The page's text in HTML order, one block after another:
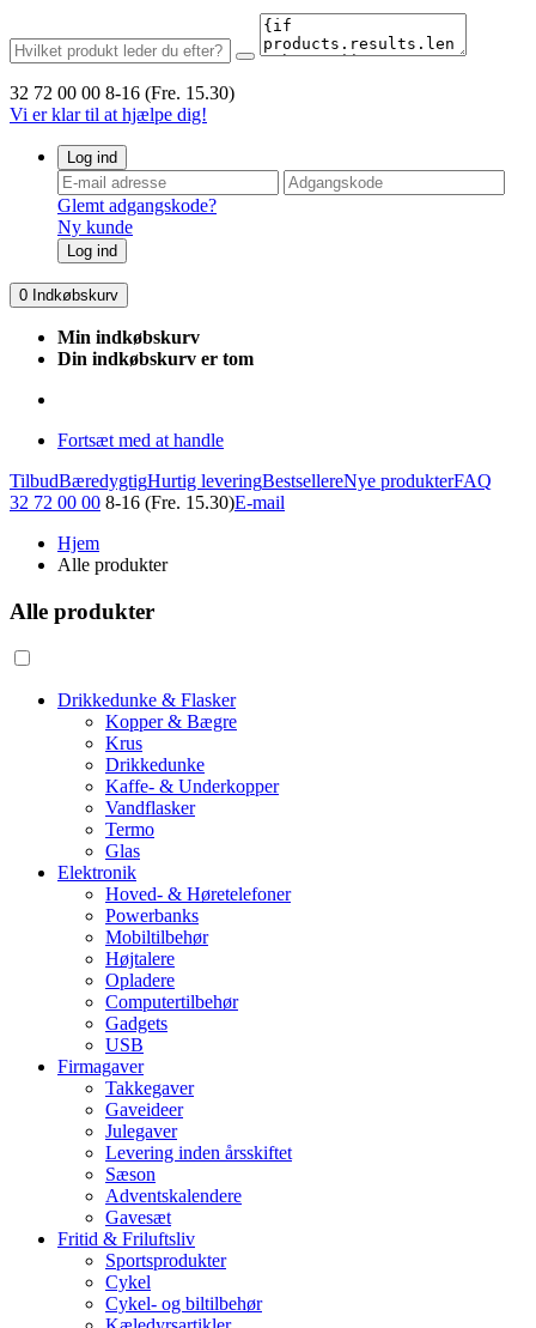
32 72 00 00 8-16 (Fre. 15.30)
Vi er klar til at hjælpe dig!
Log ind
Glemt adgangskode?
Ny kunde
Log ind
0 Indkøbskurv
Min indkøbskurv
Din indkøbskurv er tom
Fortsæt med at handle
TilbudBæredygtigHurtig leveringBestsellereNye produkterFAQ
32 72 00 00 8-16 (Fre. 15.30)E-mail
Hjem
Alle produkter
Alle produkter
Drikkedunke & Flasker
Kopper & Bægre
Krus
Drikkedunke
Kaffe- & Underkopper
Vandflasker
Termo
Glas
Elektronik
Hoved- & Høretelefoner
Powerbanks
Mobiltilbehør
Højtalere
Opladere
Computertilbehør
Gadgets
USB
Firmagaver
Takkegaver
Gaveideer
Julegaver
Levering inden årsskiftet
Sæson
Adventskalendere
Gavesæt
Fritid & Friluftsliv
Sportsprodukter
Cykel
Cykel- og biltilbehør